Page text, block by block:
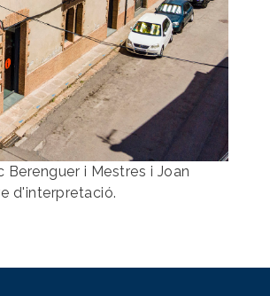
i Mestres i Joan
d'interpretació.